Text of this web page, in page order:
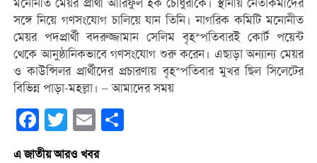
মনোনীত মেয়র প্রার্থী আরিফুল হক চৌধুরীকে। স্থানীয় নেতাকর্মীদের
সঙ্গে নিয়ে গণসংযোগ চালিয়ে যান তিনি। নাগরিক কমিটি মনোনীত
মেয়র পদপ্রার্থী বদরুজ্জামান সেলিম বৃহস্পতিবারই কোর্ট পয়েন্ট
থেকে আনুষ্ঠানিকভাবে গণসংযোগ শুরু করেন। এছাড়া অন্যান্য মেয়র
ও কাউন্সিলর প্রার্থীদের প্রচারণায় বৃহস্পতিবার মুখর ছিল সিলেটের
বিভিন্ন পাড়া-মহল্লা। – আমাদের সময়
Facebook
Twitter Email
এ জাতীয় আরও খবর